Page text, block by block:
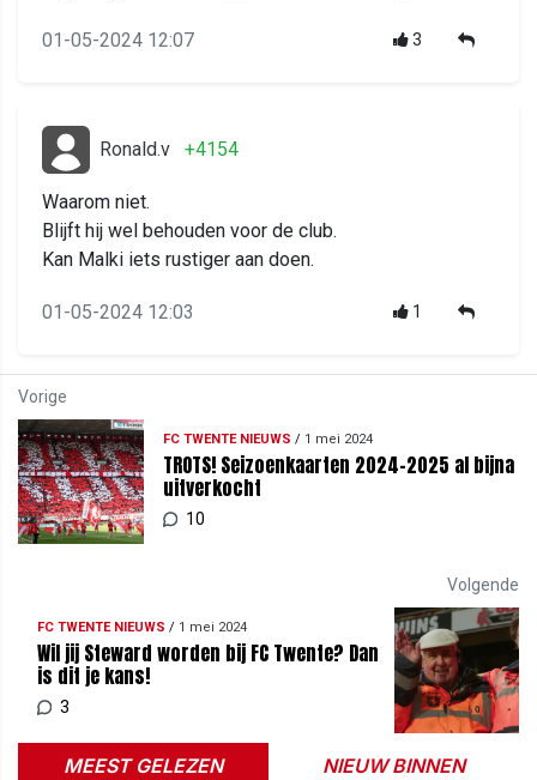
01-05-2024 12:07 3
Ronald.v +4154
Waarom niet.
Blijft hij wel behouden voor de club.
Kan Malki iets rustiger aan doen.
01-05-2024 12:03 1
Vorige
FC TWENTE NIEUWS / 1 mei 2024
TROTS! Seizoenkaarten 2024-2025 al bijna
uitverkocht
10
Volgende
FC TWENTE NIEUWS / 1 mei 2024
Wil jij Steward worden bij FC Twente? Dan
is dit je kans!
3
MEEST GELEZEN NIEUW BINNEN